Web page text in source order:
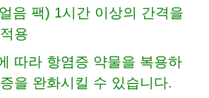
음 팩) 1시간 이상의 간격을
용
따라 항염증 약물을 복용하
을 완화시킬 수 있습니다.